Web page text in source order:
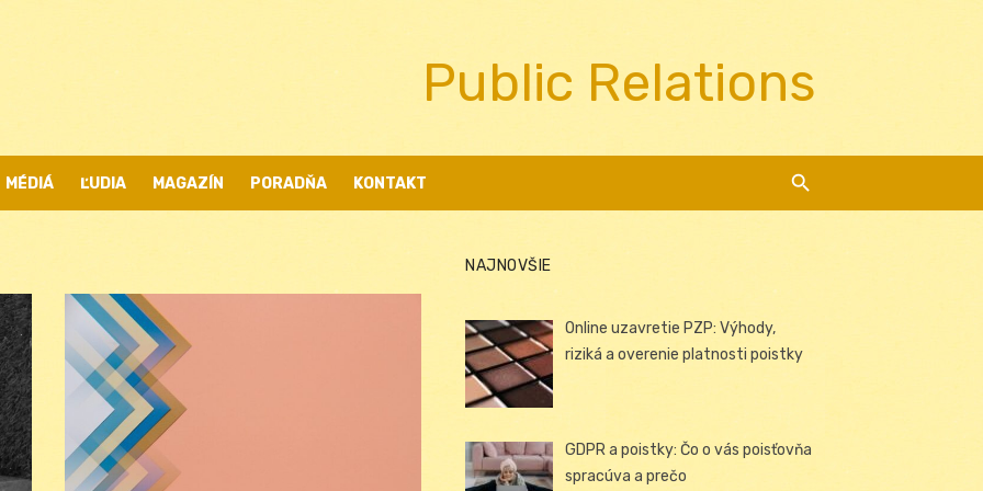
Public Relations
MÉDIÁ ĽUDIA MAGAZÍN PORADŇA KONTAKT
NAJNOVŠIE
Online uzavretie PZP: Výhody,
riziká a overenie platnosti poistky
GDPR a poistky: Čo o vás poisťovňa
spracúva a prečo